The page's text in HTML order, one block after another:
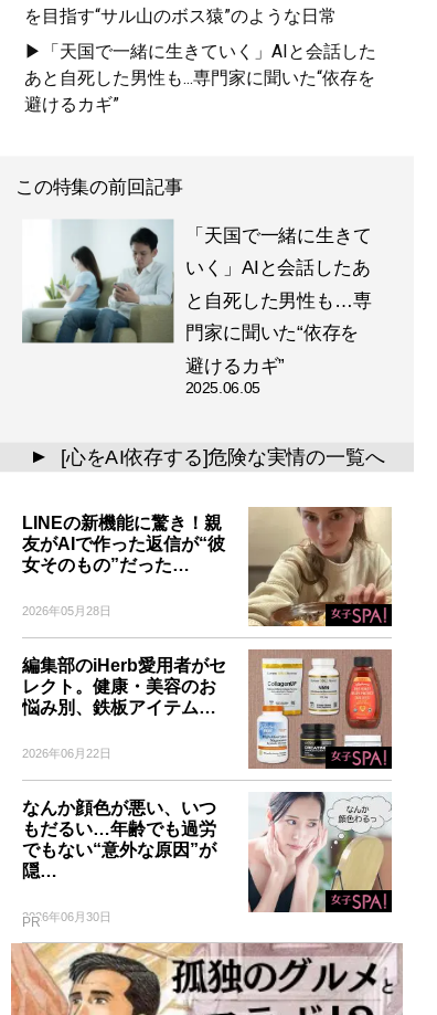
を目指す“サル山のボス猿”のような日常
▶「天国で一緒に生きていく」AIと会話した
あと自死した男性も...専門家に聞いた“依存を
避けるカギ”
この特集の前回記事
「天国で一緒に生きて
いく」AIと会話したあ
と自死した男性も…専
門家に聞いた“依存を
避けるカギ”
2025.06.05
▲ [心をAI依存する]危険な実情の一覧へ
LINEの新機能に驚き！親
友がAIで作った返信が“彼
女そのもの”だった…
2026年05月28日
編集部のiHerb愛用者がセ
レクト。健康・美容のお
悩み別、鉄板アイテム…
2026年06月22日
なんか顔色が悪い、いつ
もだるい…年齢でも過労
でもない“意外な原因”が
隠…
2026年06月30日
PR